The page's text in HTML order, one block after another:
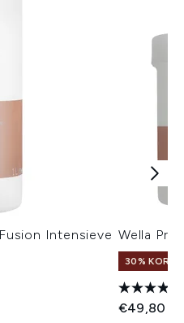
Intensieve Wella
30%
€49,80